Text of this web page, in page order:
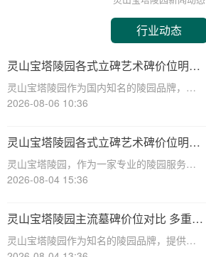
行业动态
灵山宝塔陵园各式立碑艺术碑价位明细
组团选购享折上折
灵山宝塔陵园作为国内知名的陵园品牌，提
供各式立碑艺术碑，满足不同用户的需求。
碑的价位明细，并探讨组团选购享折上折的
优惠政策。通过本文，读者将了解到不同类
型立碑艺术
2026-08-06 10:36
灵山宝塔陵园各式立碑艺术碑价位明细
组团选购享折上折
灵山宝塔陵园，作为一家专业的陵园服务提
供商，致力于为客户提供高品质的立碑艺术
碑都承载着对逝者的深深敬意和对生者的美
好祝愿，因此我们精心设计了各式立碑艺术
碑，以满足
2026-08-04 15:36
灵山宝塔陵园主流墓碑价位对比 多重优
惠叠加省钱攻略：深度解析与实用指南
灵山宝塔陵园作为知名的陵园品牌，提供多